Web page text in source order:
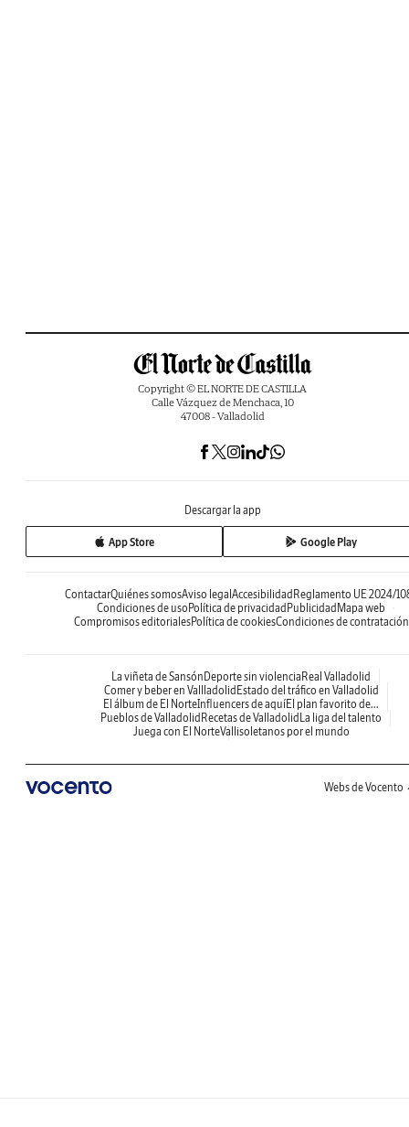
Copyright © EL NORTE DE CASTILLA
Calle Vázquez de Menchaca, 10
47008 - Valladolid
Descargar la app
App Store Google Play
ContactarQuiénes somosAviso legal Accesibilidad Reglamento UE 2024/
Condiciones de uso Política de privacidad Publicidad Mapa web
Compromisos editorialesPolítica de cookiesCondiciones de contratación
La viñeta de Sansón Deporte sin violencia Real Valladolid
Comer y beber en Vallladolid Estado del tráfico en Valladolid
El álbum de El NorteInfluencers de aquíEl plan favorito de...
Pueblos de Valladolid Recetas de Valladolid La liga del talento
Juega con El NorteVallisoletanos por el mundo
Webs de Vocento